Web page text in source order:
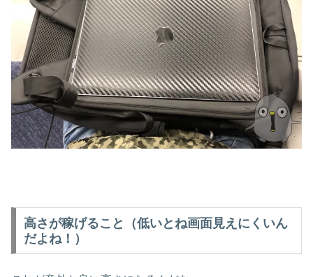
高さが稼げること（低いとね画面見えにくいん
だよね！）